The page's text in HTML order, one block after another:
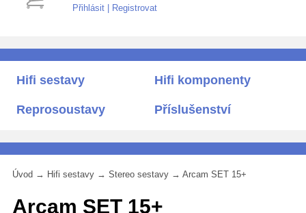
Přihlásit Registrovat
Hifi sestavy Hifi komponenty
Reprosoustavy Příslušenství
Úvod → Hifi sestavy → Stereo sestavy → Arcam SET 15+
Arcam SET 15+